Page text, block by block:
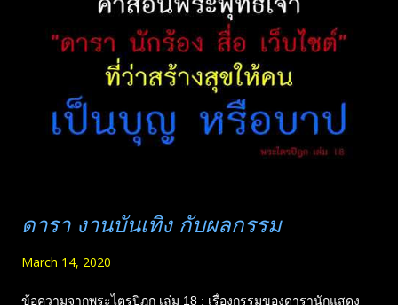
ประกอบวิทย์ บุษรินทร์ เปรี่ยนไทย ซิ้วกี แซ่โง้ว ร่วมจัดทำโดย.. ศุภ
กิจ นิมมานนรเทพ รัฐนี เขมะรัตนา สุภาพร เทียมบุญประเสริฐ บัว
สด ชัยเมือง ครอบครัว ทรงพล พนอมรักษ์ เพชรเสถียร นฤพนธ์ จิระ
พนากุล ครอบครัว​ วิ​ริยา​ ครอบครัว หังสเนตร ครอบครัว คำม่วง
ครอบครัว รัตนพิทักษ์ ครอ...
ดารา งานบันเทิง กับผลกรรม
March 14, 2020
ข้อความจากพระไตรปิฎก เล่ม 18 : เรื่องกรรมของดารานักแสดง